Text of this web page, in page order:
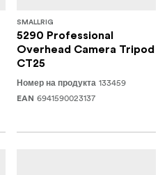
SMALLRIG
5290 Professional
Overhead Camera Tripod
CT25
Номер на продукта 133459
EAN 6941590023137